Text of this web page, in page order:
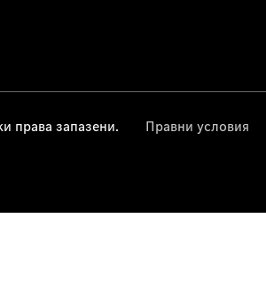
права запазени. Правни условия